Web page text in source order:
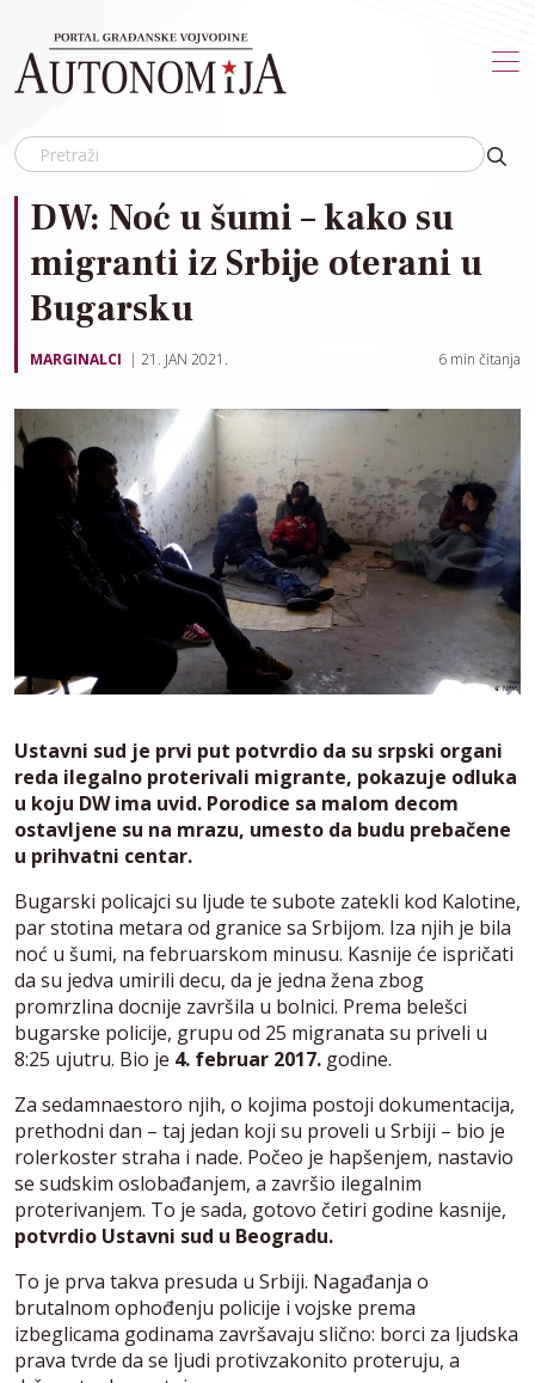
DW: Noć u šumi – kako su
migranti iz Srbije oterani u
Bugarsku
MARGINALCI 21. JAN 2021. 6 min čitanja
Ustavni sud je prvi put potvrdio da su srpski organi
reda ilegalno proterivali migrante, pokazuje odluka
u koju DW ima uvid. Porodice sa malom decom
ostavljene su na mrazu, umesto da budu prebačene
u prihvatni centar.
Bugarski policajci su ljude te subote zatekli kod Kalotine,
par stotina metara od granice sa Srbijom. Iza njih je bila
noć u šumi, na februarskom minusu. Kasnije će ispričati
da su jedva umirili decu, da je jedna žena zbog
promrzlina docnije završila u bolnici. Prema belešci
bugarske policije, grupu od 25 migranata su priveli u
8:25 ujutru. Bio je 4. februar 2017. godine.
Za sedamnaestoro njih, o kojima postoji dokumentacija,
prethodni dan – taj jedan koji su proveli u Srbiji – bio je
rolerkoster straha i nade. Počeo je hapšenjem, nastavio
se sudskim oslobađanjem, a završio ilegalnim
proterivanjem. To je sada, gotovo četiri godine kasnije,
potvrdio Ustavni sud u Beogradu.
To je prva takva presuda u Srbiji. Nagađanja o
brutalnom ophođenju policije i vojske prema
izbeglicama godinama završavaju slično: borci za ljudska
prava tvrde da se ljudi protivzakonito proteruju, a